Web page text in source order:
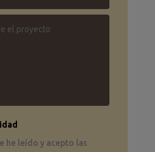
he leído y acepto las